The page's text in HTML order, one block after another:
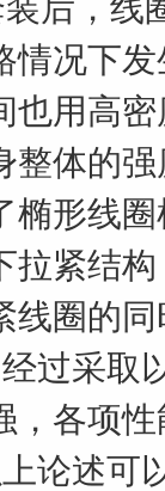
情况下
也用高
整体的
椭形线
拉紧结
线圈的
经过采取
，各项
论述可